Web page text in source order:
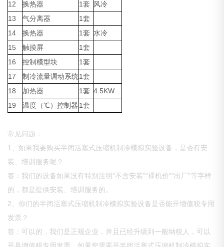
12
换热器 1套
风冷
13
气分离器
1套
14
换热器 1套 水冷
15
触摸屏
1套
16
控制模型块
1套
17
制冷流量调动系统1套
18
加热器 1套 4.5KW
19
温度（℃）控制器 1套
常见问题：
1、如果我要购买半闭活塞式压缩机制冷模拟实验设备，是否有安
装、培训服务呢？
答：我们的设备如果没有特别注明“不含安装”“裸机价”“出厂”等字样
的，都是提供安装、培训服务的。
2、你们的半闭活塞式压缩机制冷模拟实验设备是否能开增值税专用
发票？
答：可以的，我们是正规企业，并且已经升级到一般纳税人，可以